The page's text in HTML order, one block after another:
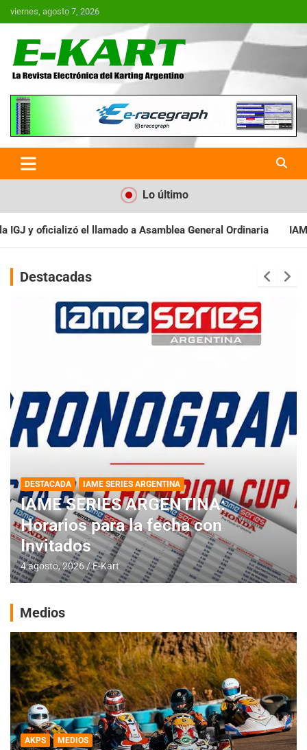
Saltar
al
viernes, agosto 7, 2026
E-Kart.com.ar | La Revista
Electrónica del Karting en
Argentina
Lo último
General Ordinaria IAME SERIES ARGENTINA: Baradero
Destacadas
DESTACADA IAME SERIES ARGENTINA
IAME SERIES ARGENTINA:
Horarios para la fecha con
Invitados
4 agosto, 2026 E-Kart
Medios
AKPS MEDIOS